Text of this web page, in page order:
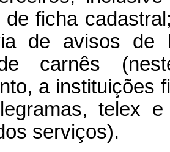
de ficha
de avisos de
carnês
a instituições
telex
serviços).